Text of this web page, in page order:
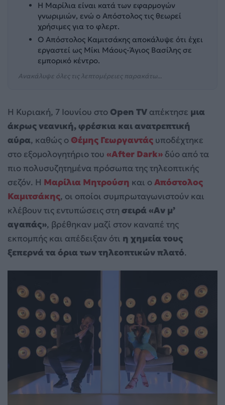
Η Μαρίλια είναι κατά των εφαρμογών
γνωριμιών, ενώ ο Απόστολος τις θεωρεί
χρήσιμες για το φλερτ.
Ο Απόστολος Καμιτσάκης αποκάλυψε ότι έχει
εργαστεί ως Μίκι Μάους-Άγιος Βασίλης σε
εμπορικό κέντρο.
Ανακάλυψε όλες τις λεπτομέρειες παρακάτω...
H Κυριακή, 7 Ιουνίου στο Open TV απέκτησε μια
άκρως νεανική, φρέσκια και ανατρεπτική
αύρα, καθώς ο Θέμης Γεωργαντάς υποδέχτηκε
στο εξομολογητήριο του «After Dark» δύο από τα
πιο πολυσυζητημένα πρόσωπα της τηλεοπτικής
σεζόν. Η Μαρίλια Μητρούση και οΑπόστολος
Καμιτσάκης, οι οποίοι συμπρωταγωνιστούν και
κλέβουν τις εντυπώσεις στη σειρά «Αν μ’
αγαπάς», βρέθηκαν μαζί στον καναπέ της
εκπομπής και απέδειξαν ότι η χημεία τους
ξεπερνά τα όρια των τηλεοπτικών πλατό.